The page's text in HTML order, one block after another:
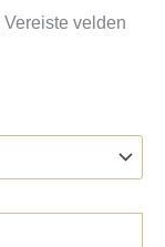
Vereiste velden